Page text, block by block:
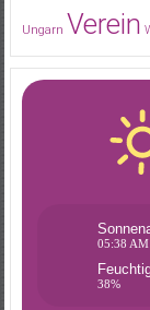
Ungarn Verein
05:38 AM
38%